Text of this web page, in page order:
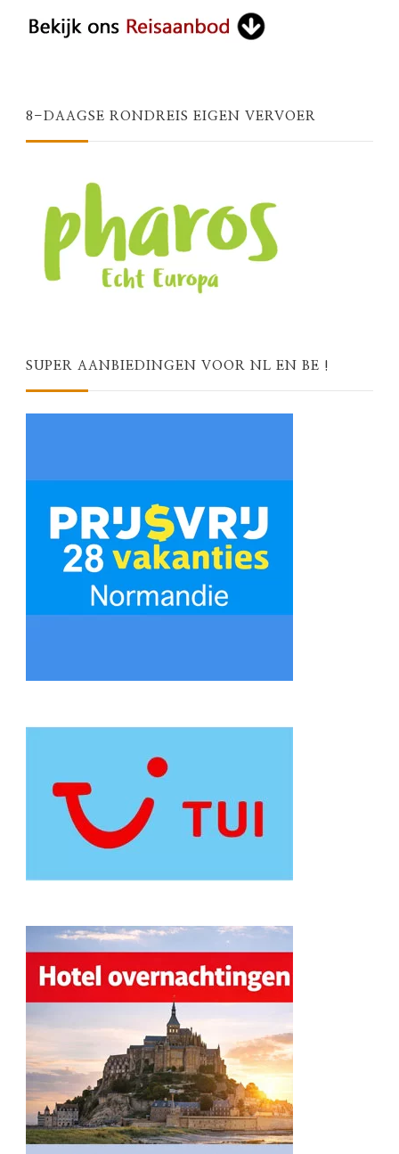
8-DAAGSE RONDREIS EIGEN VERVOER
SUPER AANBIEDINGEN VOOR NL EN BE !